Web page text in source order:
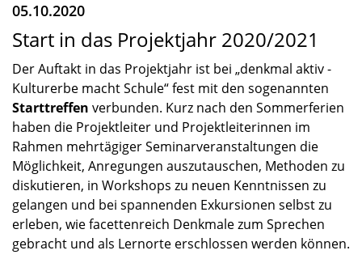
05.10.2020
Start in das Projektjahr 2020/2021
Der Auftakt in das Projekt­jahr ist bei „denkmal aktiv -
Kultur­erbe macht Schule“ fest mit den sogenann­ten
Start­tref­fen verbun­den. Kurz nach den Sommer­fe­rien
haben die Projekt­lei­ter und Projekt­lei­te­rin­nen im
Rahmen mehrtä­gi­ger Seminar­ver­an­stal­tun­gen die
Möglich­keit, Anregun­gen auszu­tau­schen, Metho­den zu
disku­tie­ren, in Workshops zu neuen Kennt­nis­sen zu
gelan­gen und bei spannen­den Exkur­sio­nen selbst zu
erleben, wie facet­ten­reich Denkmale zum Sprechen
gebracht und als Lernorte erschlos­sen werden können.